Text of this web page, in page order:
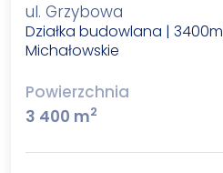
ul. Grzybowa
Działka budowlana | 3400m
Michałowskie
Powierzchnia
3 400 m2